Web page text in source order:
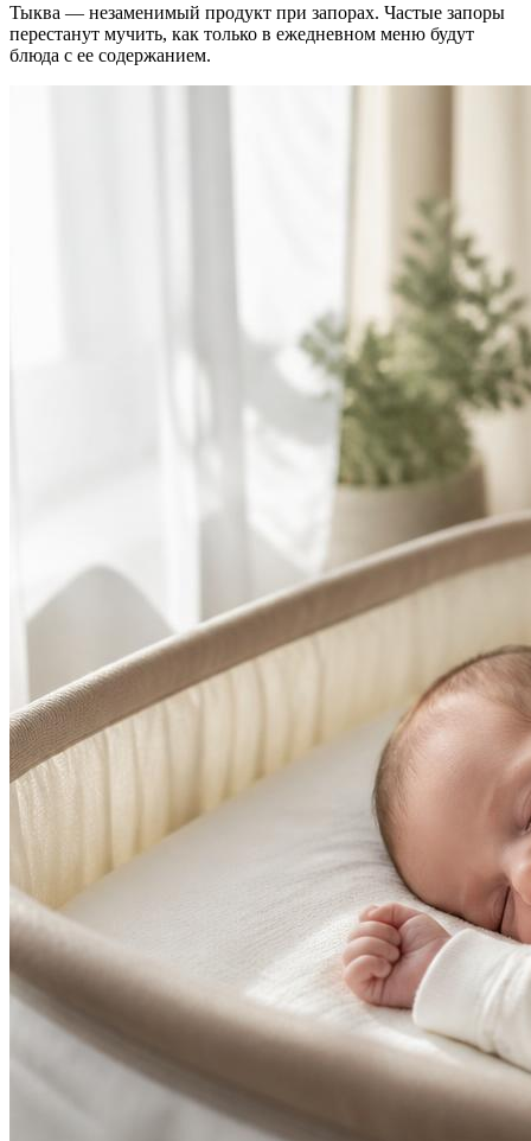
Тыква — незаменимый продукт при запорах. Частые запоры
перестанут мучить, как только в ежедневном меню будут
блюда с ее содержанием.